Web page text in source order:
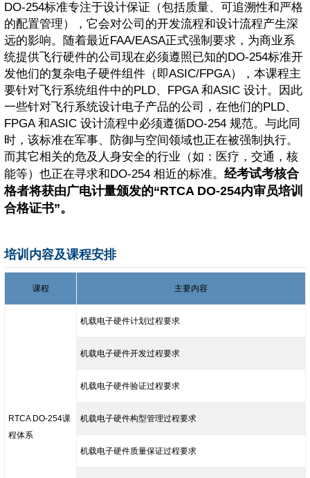
DO-254标准专注于设计保证（包括质量、可追溯性和严格
的配置管理），它会对公司的开发流程和设计流程产生深
远的影响。随着最近FAA/EASA正式强制要求，为商业系
统提供飞行硬件的公司现在必须遵照已知的DO-254标准开
发他们的复杂电子硬件组件（即ASIC/FPGA），本课程主
要针对飞行系统组件中的PLD、FPGA 和ASIC 设计。因此
一些针对飞行系统设计电子产品的公司，在他们的PLD、
FPGA 和ASIC 设计流程中必须遵循DO-254 规范。与此同
时，该标准在军事、防御与空间领域也正在被强制执行。
而其它相关的危及人身安全的行业（如：医疗，交通，核
能等）也正在寻求和DO-254 相近的标准。 经考试考核合
格者将获由广电计量颁发的“RTCA DO-254内审员培训
合格证书”。
培训内容及课程安排
课程 主要内容
RTCA DO-254课
程体系
机载电子硬件计划过程要求
机载电子硬件开发过程要求
机载电子硬件验证过程要求
机载电子硬件构型管理过程要求
机载电子硬件质量保证过程要求